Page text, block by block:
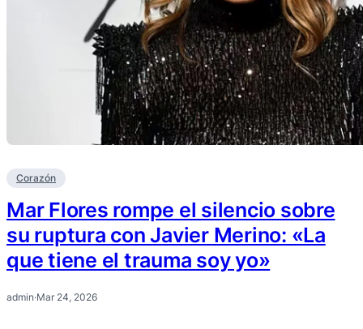
Corazón
Mar Flores rompe el silencio sobre
su ruptura con Javier Merino: «La
que tiene el trauma soy yo»
admin·Mar 24, 2026